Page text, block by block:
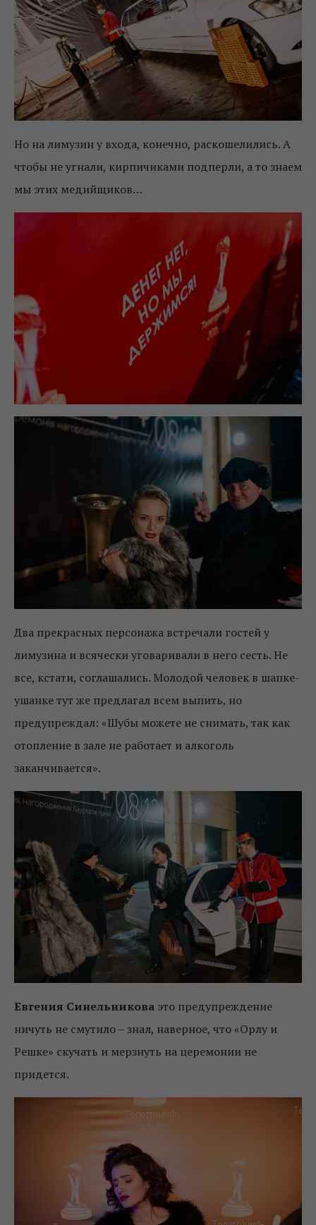
Но на лимузин у входа, конечно, раскошелились. А
чтобы не угнали, кирпичиками подперли, а то знаем
мы этих медийщиков…
Два прекрасных персонажа встречали гостей у
лимузина и всячески уговаривали в него сесть. Не
все, кстати, соглашались. Молодой человек в шапке-
ушанке тут же предлагал всем выпить, но
предупреждал: «Шубы можете не снимать, так как
отопление в зале не работает и алкоголь
заканчивается».
Евгения Синельникова это предупреждение
ничуть не смутило – знал, наверное, что «Орлу и
Решке» скучать и мерзнуть на церемонии не
придется.